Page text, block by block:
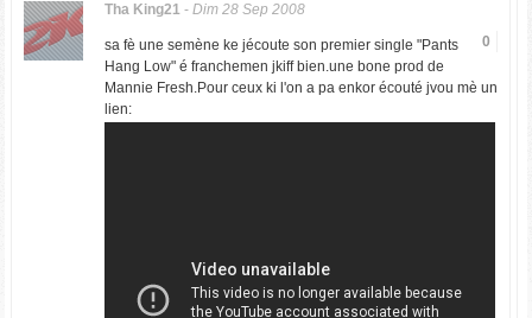
Tha King21- Dim 28 Sep 2008
0
sa fè une semène ke jécoute son premier single "Pants
Hang Low" é franchemen jkiff bien.une bone prod de
Mannie Fresh.Pour ceux ki l'on a pa enkor écouté jvou mè un
lien: